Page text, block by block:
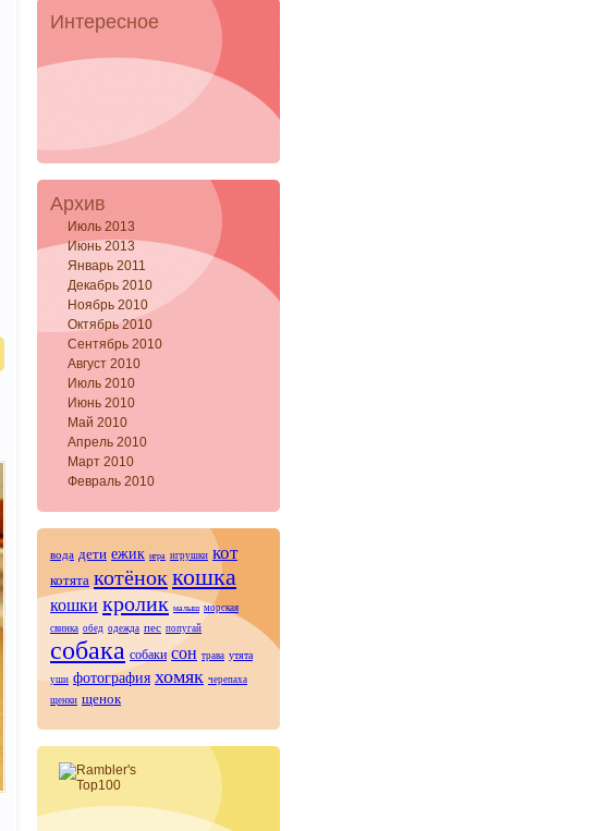
Интересное
Архив
Июль 2013
Июнь 2013
Январь 2011
Декабрь 2010
Ноябрь 2010
Октябрь 2010
Сентябрь 2010
Август 2010
Июль 2010
Июнь 2010
Май 2010
Апрель 2010
Март 2010
Февраль 2010
вода дети ежик игра игрушки кот
котята котёноккошка
кошки кролик малыш морская
свинка обед одежда пес попугай
собака собаки сон трава утята
уши фотография хомяк черепаха
щенки щенок